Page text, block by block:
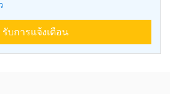
รับการแจ้งเตือน